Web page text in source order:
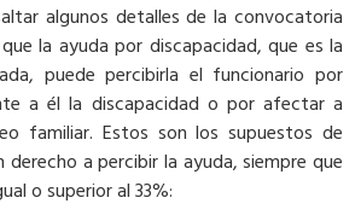
algunos detalles de la convocatoria
la ayuda por discapacidad, que es la
puede percibirla el funcionario por
a él la discapacidad o por afectar a
familiar. Estos son los supuestos de
a percibir la ayuda, siempre que
o superior al 33%: